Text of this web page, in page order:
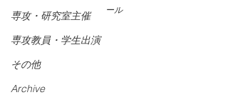
専攻・研究室主催
専攻教員・学生出演
その他
Archive
ール